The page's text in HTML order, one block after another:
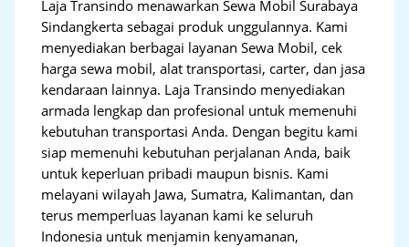
Laja Transindo menawarkan Sewa Mobil Surabaya
Sindangkerta sebagai produk unggulannya. Kami
menyediakan berbagai layanan Sewa Mobil, cek
harga sewa mobil, alat transportasi, carter, dan jasa
kendaraan lainnya. Laja Transindo menyediakan
armada lengkap dan profesional untuk memenuhi
kebutuhan transportasi Anda. Dengan begitu kami
siap memenuhi kebutuhan perjalanan Anda, baik
untuk keperluan pribadi maupun bisnis. Kami
melayani wilayah Jawa, Sumatra, Kalimantan, dan
terus memperluas layanan kami ke seluruh
Indonesia untuk menjamin kenyamanan,